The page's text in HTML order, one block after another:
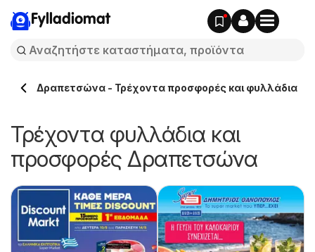
Fylladiomat
Δραπετσώνα - Τρέχοντα προσφορές και φυλλάδια
Τρέχοντα φυλλάδια και
προσφορές Δραπετσώνα